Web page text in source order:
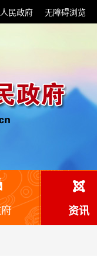
民政府 无障碍浏览
资讯